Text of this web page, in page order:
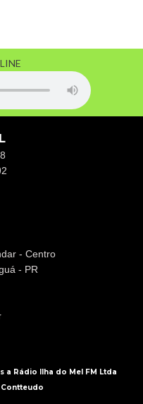
- Centro
- PR
a Rádio Ilha do Mel FM Ltda